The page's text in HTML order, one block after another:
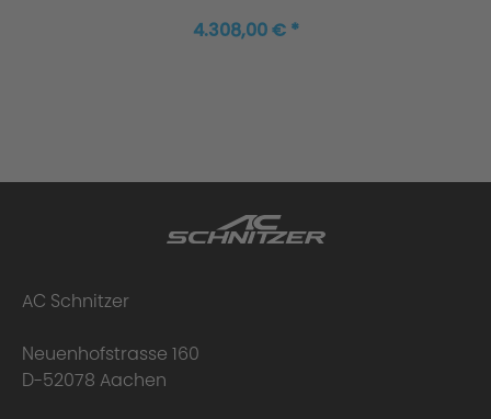
4.308,00 € *
AC Schnitzer
Neuenhofstrasse 160
D-52078 Aachen